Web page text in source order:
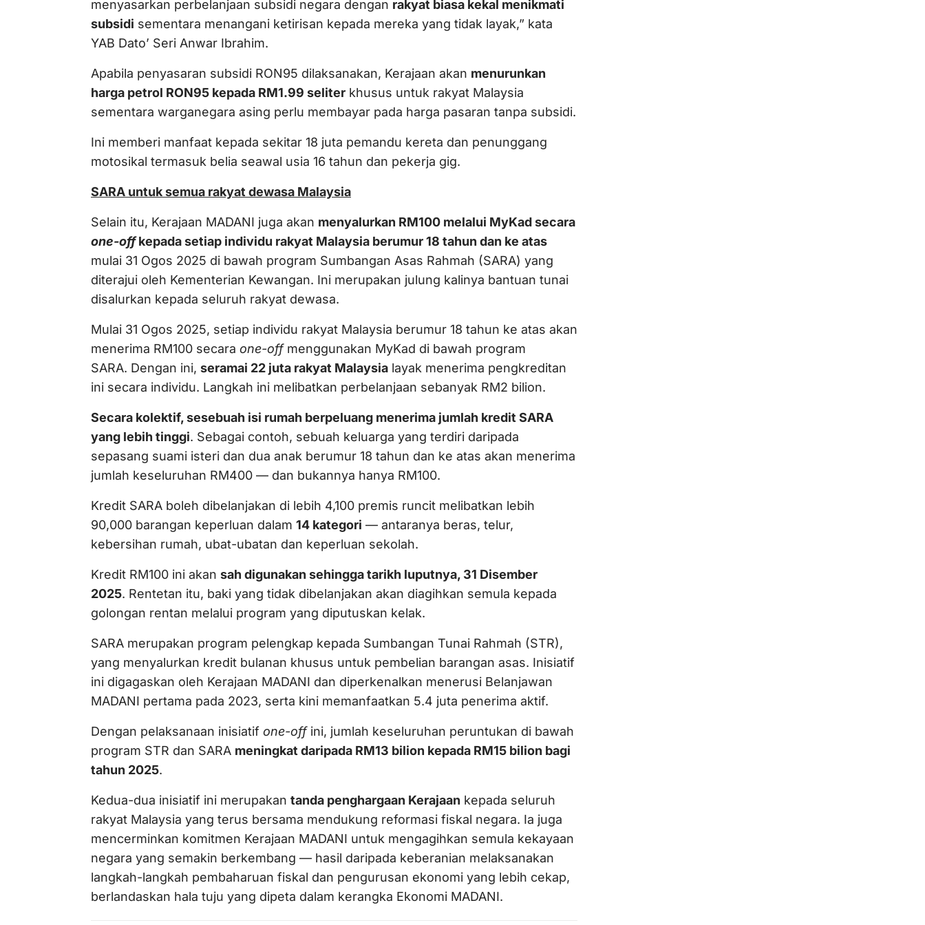
menyasarkan perbelanjaan subsidi negara dengan rakyat biasa kekal menikmati
subsidi sementara menangani ketirisan kepada mereka yang tidak layak,” kata
YAB Dato’ Seri Anwar Ibrahim.
Apabila penyasaran subsidi RON95 dilaksanakan, Kerajaan akan menurunkan
harga petrol RON95 kepada RM1.99 seliter khusus untuk rakyat Malaysia
sementara warganegara asing perlu membayar pada harga pasaran tanpa subsidi.
Ini memberi manfaat kepada sekitar 18 juta pemandu kereta dan penunggang
motosikal termasuk belia seawal usia 16 tahun dan pekerja gig.
SARA untuk semua rakyat dewasa Malaysia
Selain itu, Kerajaan MADANI juga akan menyalurkan RM100 melalui MyKad secara
one-offkepada setiap individu rakyat Malaysia berumur 18 tahun dan ke atas
mulai 31 Ogos 2025 di bawah program Sumbangan Asas Rahmah (SARA) yang
diterajui oleh Kementerian Kewangan. Ini merupakan julung kalinya bantuan tunai
disalurkan kepada seluruh rakyat dewasa.
Mulai 31 Ogos 2025, setiap individu rakyat Malaysia berumur 18 tahun ke atas akan
menerima RM100 secara one-offmenggunakan MyKad di bawah program
SARA. Dengan ini, seramai 22 juta rakyat Malaysia layak menerima pengkreditan
ini secara individu. Langkah ini melibatkan perbelanjaan sebanyak RM2 bilion.
Secara kolektif, sesebuah isi rumah berpeluang menerima jumlah kredit SARA
yang lebih tinggi. Sebagai contoh, sebuah keluarga yang terdiri daripada
sepasang suami isteri dan dua anak berumur 18 tahun dan ke atas akan menerima
jumlah keseluruhan RM400 — dan bukannya hanya RM100.
Kredit SARA boleh dibelanjakan di lebih 4,100 premis runcit melibatkan lebih
90,000 barangan keperluan dalam 14 kategori — antaranya beras, telur,
kebersihan rumah, ubat-ubatan dan keperluan sekolah.
Kredit RM100 ini akan sah digunakan sehingga tarikh luputnya, 31 Disember
2025. Rentetan itu, baki yang tidak dibelanjakan akan diagihkan semula kepada
golongan rentan melalui program yang diputuskan kelak.
SARA merupakan program pelengkap kepada Sumbangan Tunai Rahmah (STR),
yang menyalurkan kredit bulanan khusus untuk pembelian barangan asas. Inisiatif
ini digagaskan oleh Kerajaan MADANI dan diperkenalkan menerusi Belanjawan
MADANI pertama pada 2023, serta kini memanfaatkan 5.4 juta penerima aktif.
Dengan pelaksanaan inisiatif one-offini, jumlah keseluruhan peruntukan di bawah
program STR dan SARA meningkat daripada RM13 bilion kepada RM15 bilion bagi
tahun 2025.
Kedua-dua inisiatif ini merupakan tanda penghargaan Kerajaan kepada seluruh
rakyat Malaysia yang terus bersama mendukung reformasi fiskal negara. Ia juga
mencerminkan komitmen Kerajaan MADANI untuk mengagihkan semula kekayaan
negara yang semakin berkembang — hasil daripada keberanian melaksanakan
langkah-langkah pembaharuan fiskal dan pengurusan ekonomi yang lebih cekap,
berlandaskan hala tuju yang dipeta dalam kerangka Ekonomi MADANI.